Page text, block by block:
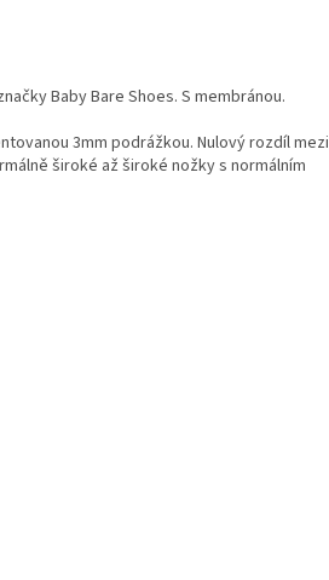
Baby Bare Shoes. S membránou.
3mm podrážkou. Nulový rozdíl mezi
široké až široké nožky s normálním